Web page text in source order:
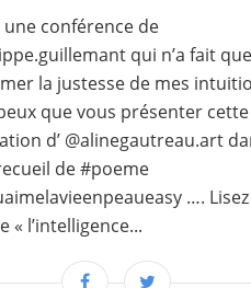
une conférence de
qui n’a fait que
la justesse de mes
que vous présenter cette
d’ @alinegautreau.art
de #poeme
….
« l’intelligence...